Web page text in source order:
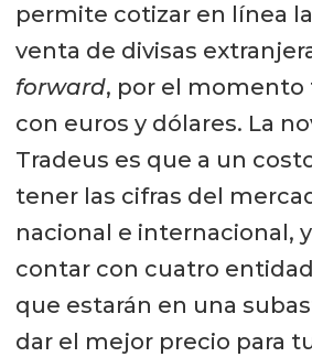
permite cotizar en línea
venta de divisas
forward, por el momento
con euros y dólares. La
Tradeus es que a un
tener las cifras del
nacional e internacional,
contar con cuatro
que estarán en una
dar el mejor precio para